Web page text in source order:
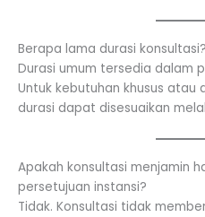
Berapa lama durasi konsultasi?
Durasi umum tersedia dalam
Untuk kebutuhan khusus atau
durasi dapat disesuaikan
Apakah konsultasi menjamin
persetujuan instansi?
Tidak. Konsultasi tidak